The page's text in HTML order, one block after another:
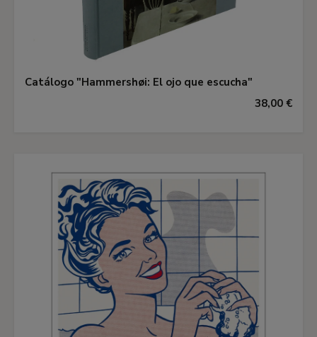
Catálogo "Hammershøi: El ojo que escucha"
38,00 €